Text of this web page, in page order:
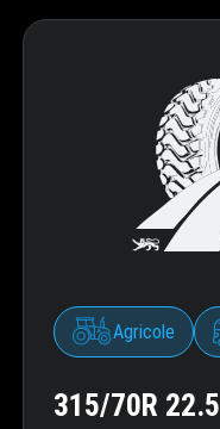
Agricole
315/70R 22.5